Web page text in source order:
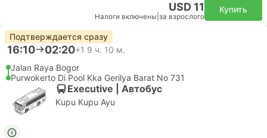
USD 11
Налоги включены за взрослого
Купить
Подтверждается сразу
16:10 02:20+1 9 ч. 10 м.
Jalan Raya Bogor
Purwokerto Di Pool Kka Gerilya Barat No 731
Executive | Автобус
Kupu Kupu Ayu